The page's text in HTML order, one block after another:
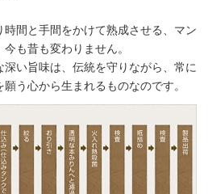
間と手間をかけて熟成させる、マン
も昔も変わりません。
い旨味は、伝統を守りながら、常に
願う心から生まれるものなのです。